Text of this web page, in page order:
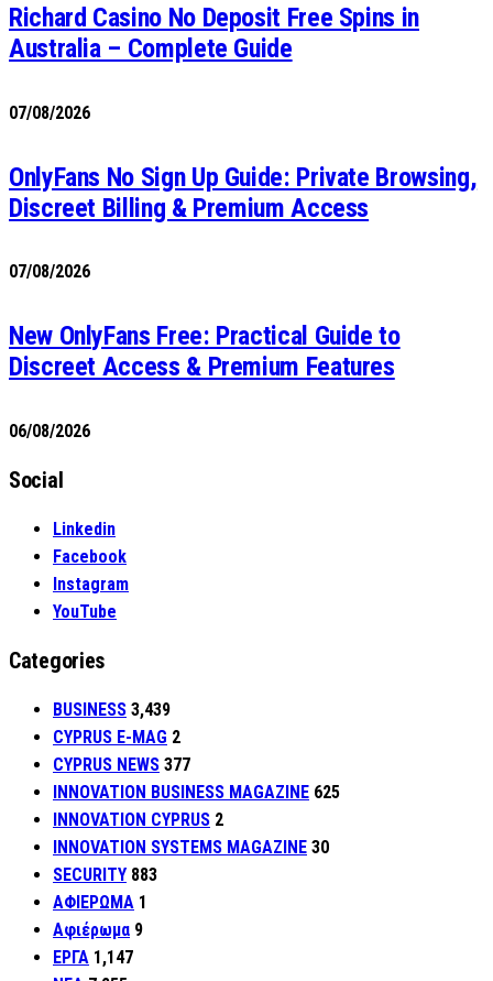
Richard Casino No Deposit Free Spins in
Australia – Complete Guide
07/08/2026
OnlyFans No Sign Up Guide: Private Browsing,
Discreet Billing & Premium Access
07/08/2026
New OnlyFans Free: Practical Guide to
Discreet Access & Premium Features
06/08/2026
Social
Linkedin
Facebook
Instagram
YouTube
Categories
BUSINESS 3,439
CYPRUS E-MAG 2
CYPRUS NEWS 377
INNOVATION BUSINESS MAGAZINE 625
INNOVATION CYPRUS 2
INNOVATION SYSTEMS MAGAZINE 30
SECURITY 883
ΑΦΙΕΡΩΜΑ 1
Αφιέρωμα 9
ΕΡΓΑ 1,147